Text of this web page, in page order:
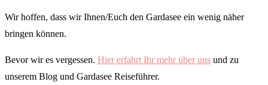
Wir hoffen, dass wir Ihnen/Euch den Gardasee ein wenig näher
bringen können.
Bevor wir es vergessen. Hier erfahrt Ihr mehr über uns und zu
unserem Blog und Gardasee Reiseführer.